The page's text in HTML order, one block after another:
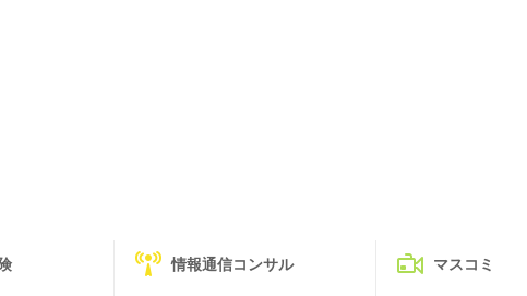
情報通信コンサル マスコミ